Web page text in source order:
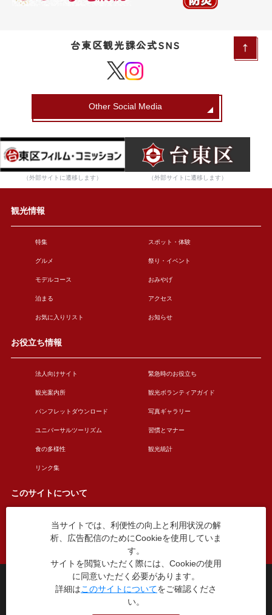
台東区観光課公式SNS
Other Social Media
（外部サイトに遷移します） （外部サイトに遷移します）
観光情報
特集 スポット・体験
グルメ 祭り・イベント
モデルコース おみやげ
泊まる アクセス
お気に入りリスト お知らせ
お役立ち情報
法人向けサイト 緊急時のお役立ち
観光案内所 観光ボランティアガイド
パンフレットダウンロード 写真ギャラリー
ユニバーサルツーリズム 習慣とマナー
食の多様性 観光統計
リンク集
このサイトについて
このサイトについて 広告掲載について
お問い合わせ
台東区役所観光課
〒110-8615 東京都台東区東上野4丁目5番6号
TEL：03-5246-1151
当サイトでは、利便性の向上と利用状況の解
析、広告配信のためにCookieを使用していま
す。
サイトを閲覧いただく際には、Cookieの使用
に同意いただく必要があります。
詳細はこのサイトについてをご確認くださ
い。